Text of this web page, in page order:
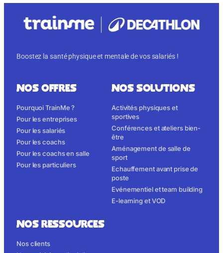
Boostez la santé physique et mentale de vos salariés !
NOS OFFRES
Pourquoi TrainMe ?
Pour les entreprises
Pour les salariés
Pour les coachs
Pour les coachs en salle
Pour les particuliers
NOS SOLUTIONS
Activités physiques et
sportives
Conférences et ateliers bien-
être
Aménagement de salle de
sport
Echauffement avant prise de
poste
Evénementiel et team building
E-learning et VOD
NOS RESSOURCES
Nos clients